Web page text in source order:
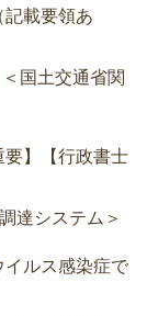
記載要領あ
国土交通省関
要】【行政書士
達システム＞
イルス感染症で